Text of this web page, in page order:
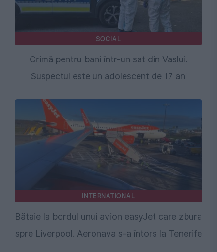
SOCIAL
Crimă pentru bani într-un sat din Vaslui.
Suspectul este un adolescent de 17 ani
INTERNATIONAL
Bătaie la bordul unui avion easyJet care zbura
spre Liverpool. Aeronava s-a întors la Tenerife